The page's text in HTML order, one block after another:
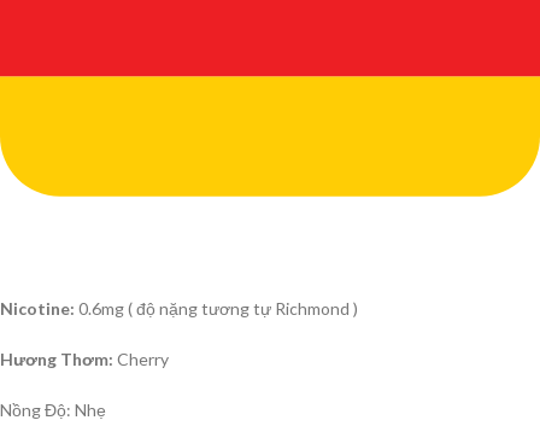
Nicotine: 0.6mg ( độ nặng tương tự Richmond )
Hương Thơm: Cherry
Nồng Độ: Nhẹ